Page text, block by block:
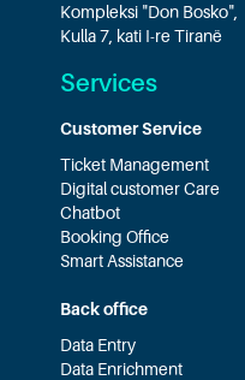
Kompleksi "Don Bosko",
Kulla 7, kati I-re Tiranë
Services
Customer Service
Ticket Management
Digital customer Care
Chatbot
Booking Office
Smart Assistance
Back office
Data Entry
Data Enrichment